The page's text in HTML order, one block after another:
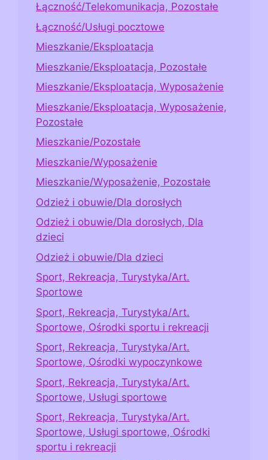
Łączność/Telekomunikacja, Pozostałe
Łączność/Usługi pocztowe
Mieszkanie/Eksploatacja
Mieszkanie/Eksploatacja, Pozostałe
Mieszkanie/Eksploatacja, Wyposażenie
Mieszkanie/Eksploatacja, Wyposażenie,
Pozostałe
Mieszkanie/Pozostałe
Mieszkanie/Wyposażenie
Mieszkanie/Wyposażenie, Pozostałe
Odzież i obuwie/Dla dorosłych
Odzież i obuwie/Dla dorosłych, Dla
dzieci
Odzież i obuwie/Dla dzieci
Sport, Rekreacja, Turystyka/Art.
Sportowe
Sport, Rekreacja, Turystyka/Art.
Sportowe, Ośrodki sportu i rekreacji
Sport, Rekreacja, Turystyka/Art.
Sportowe, Ośrodki wypoczynkowe
Sport, Rekreacja, Turystyka/Art.
Sportowe, Usługi sportowe
Sport, Rekreacja, Turystyka/Art.
Sportowe, Usługi sportowe, Ośrodki
sportu i rekreacji